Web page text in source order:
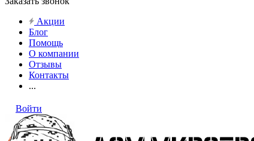
Акции
Блог
Помощь
О компании
Отзывы
Контакты
...
Войти